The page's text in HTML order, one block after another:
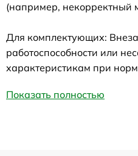
(например, некорректный
Для комплектующих:
работоспособности или
характеристикам при
Показать полностью